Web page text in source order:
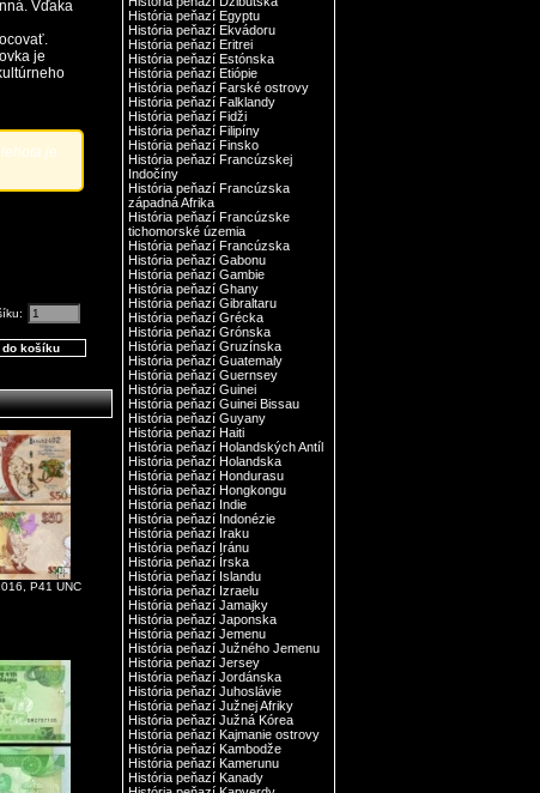
Vďaka
je
je
P41 UNC
História peňazí Egyptu
História peňazí Ekvádoru
História peňazí Eritrei
História peňazí Estónska
História peňazí Etiópie
História peňazí Farské ostrovy
História peňazí Falklandy
História peňazí Fidži
História peňazí Filipíny
História peňazí Finsko
História peňazí Francúzskej
Indočíny
História peňazí Francúzska
západná Afrika
História peňazí Francúzske
tichomorské územia
História peňazí Francúzska
História peňazí Gabonu
História peňazí Gambie
História peňazí Ghany
História peňazí Gibraltaru
História peňazí Grécka
História peňazí Grónska
História peňazí Gruzínska
História peňazí Guatemaly
História peňazí Guernsey
História peňazí Guinei
História peňazí Guinei Bissau
História peňazí Guyany
História peňazí Haiti
História peňazí Holandských Antíl
História peňazí Holandska
História peňazí Hondurasu
História peňazí Hongkongu
História peňazí Indie
História peňazí Indonézie
História peňazí Iraku
História peňazí Iránu
História peňazí Írska
História peňazí Islandu
História peňazí Izraelu
História peňazí Jamajky
História peňazí Japonska
História peňazí Jemenu
História peňazí Južného Jemenu
História peňazí Jersey
História peňazí Jordánska
História peňazí Juhoslávie
História peňazí Južnej Afriky
História peňazí Južná Kórea
História peňazí Kajmanie ostrovy
História peňazí Kambodže
História peňazí Kamerunu
História peňazí Kanady